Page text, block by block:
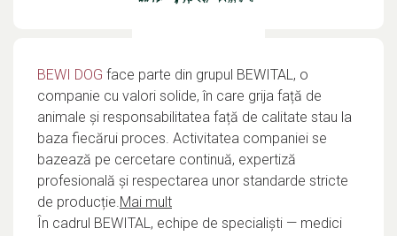
BEWI DOG face parte din grupul BEWITAL, o
companie cu valori solide, în care grija față de
animale și responsabilitatea față de calitate stau la
baza fiecărui proces. Activitatea companiei se
bazează pe cercetare continuă, expertiză
profesională și respectarea unor standarde stricte
de producție.Mai mult
În cadrul BEWITAL, echipe de specialiști — medici